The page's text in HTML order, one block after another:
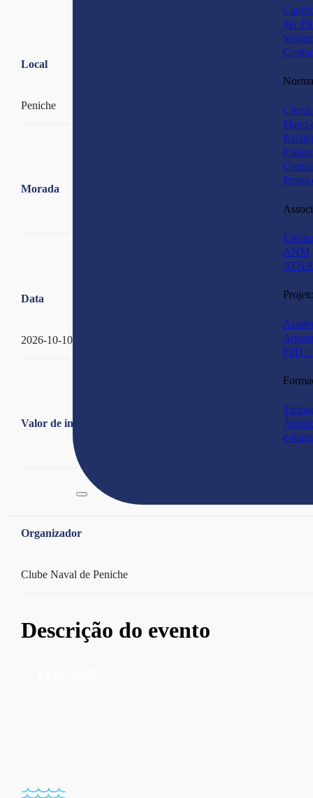
Ser
Plano
ANM
FdD
e-
Local
Peniche
Morada
Data
2026-10-10 - 2026-10-10
Valor de inscrição
Organizador
Clube Naval de Peniche
Descrição do evento